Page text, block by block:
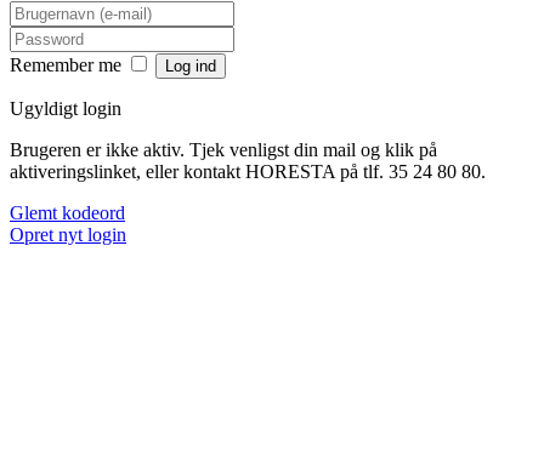
Remember me
Ugyldigt login
Brugeren er ikke aktiv. Tjek venligst din mail og klik på
aktiveringslinket, eller kontakt HORESTA på tlf. 35 24 80 80.
Glemt kodeord
Opret nyt login